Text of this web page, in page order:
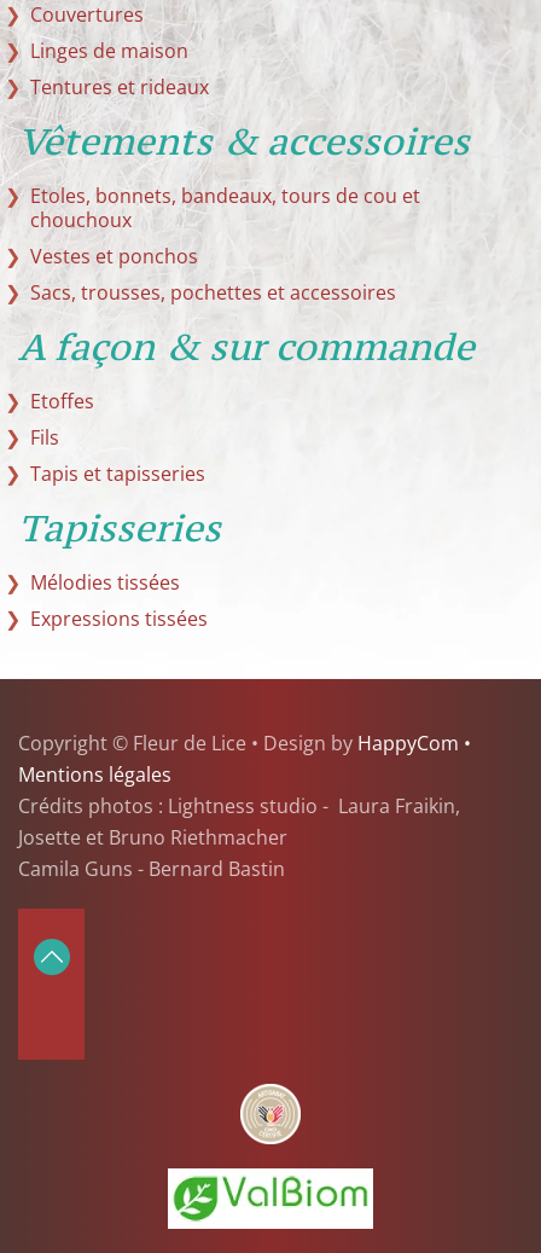
Couvertures
Linges de maison
Tentures et rideaux
Vêtements & accessoires
Etoles, bonnets, bandeaux, tours de cou et
chouchoux
Vestes et ponchos
Sacs, trousses, pochettes et accessoires
A façon & sur commande
Etoffes
Fils
Tapis et tapisseries
Tapisseries
Mélodies tissées
Expressions tissées
Copyright © Fleur de Lice • Design by HappyCom •
Mentions légales
Crédits photos : Lightness studio - Laura Fraikin,
Josette et Bruno Riethmacher
Camila Guns - Bernard Bastin